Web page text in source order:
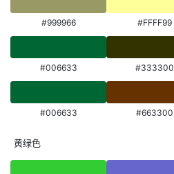
#999966 #FFFF99
#006633 #333300
#006633 #663300
黄绿色